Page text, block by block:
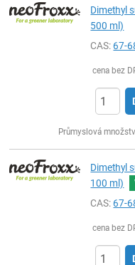
Dimethyl
500 ml)
CAS:67-
cena bez
Průmyslová
Dimethyl
100 ml)
CAS:67-
cena bez